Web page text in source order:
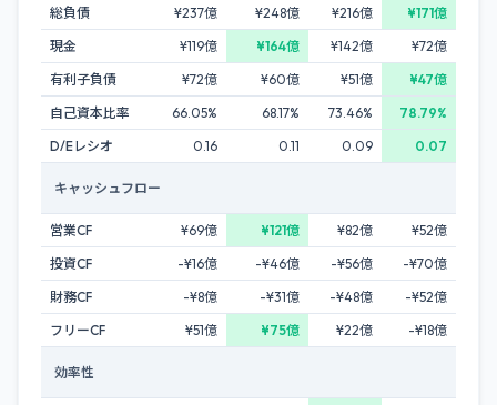
総負債
¥237億 ¥248億 ¥216億
¥171億
現金
¥119億 ¥164億 ¥142億
¥72億
有利子負債
¥72億 ¥60億 ¥51億
¥47億
自己資本比率
66.05% 68.17% 73.46%
78.79%
D/Eレシオ
0.16 0.11 0.09 0.07
キャッシュフロー
営業CF ¥69億 ¥121億 ¥82億
¥52億
投資CF
-¥16億 -¥46億 -¥56億
-¥70億
財務CF
-¥8億 -¥31億 -¥48億
-¥52億
フリーCF
¥51億 ¥75億 ¥22億 -¥18億
効率性